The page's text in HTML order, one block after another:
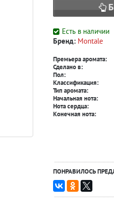
Есть в наличии
Бренд: Montale
Премьера аромата:
Сделано в:
Пол:
Классификация:
Тип аромата:
Начальная нота:
Нота сердца:
Конечная нота:
ПОНРАВИЛОСЬ